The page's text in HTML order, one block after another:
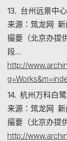
13. 台州远景中心
来源：筑龙网 新
撮要（北京办提
段…
http://
14. 杭州万科白
来源：筑龙网 新
撮要（北京办提
http://